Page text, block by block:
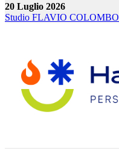
20 Luglio 2026
Studio FLAVIO COLOMBO